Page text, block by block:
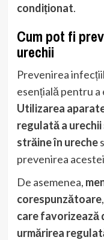
condiționat.
Cum pot fi
urechii
Prevenirea
esențială pentru
Utilizarea
regulată a urechii
străine în ureche
prevenirea
De asemenea,
corespunzătoare,
care favorizează
urmărirea